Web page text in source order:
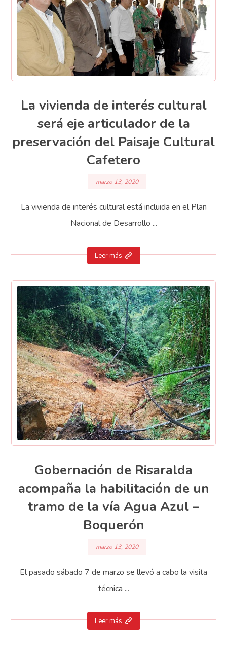
La vivienda de interés cultural
será eje articulador de la
preservación del Paisaje Cultural
Cafetero
marzo 13, 2020
La vivienda de interés cultural está incluida en el Plan
Nacional de Desarrollo ...
Leer más
Gobernación de Risaralda
acompaña la habilitación de un
tramo de la vía Agua Azul –
Boquerón
marzo 13, 2020
El pasado sábado 7 de marzo se llevó a cabo la visita
técnica ...
Leer más